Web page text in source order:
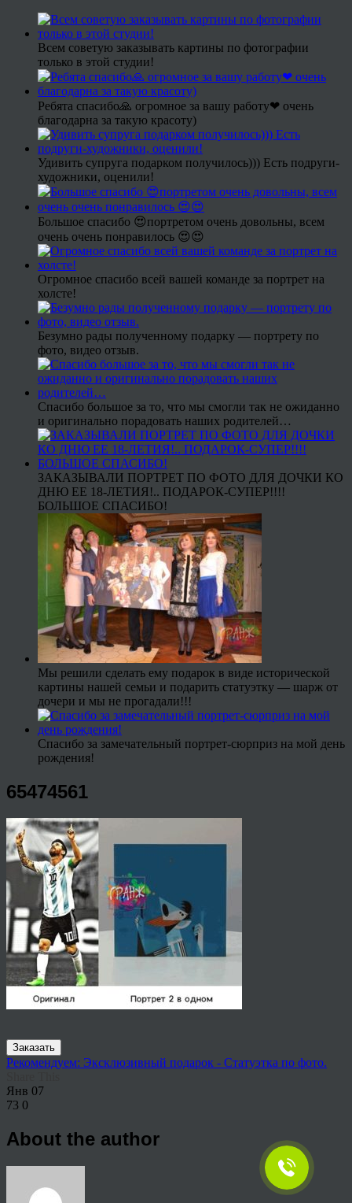
Всем советую заказывать картины по фотографии
только в этой студии!
Ребята спасибо🙏 огромное за вашу работу❤ очень
благодарна за такую красоту)
Удивить супруга подарком получилось))) Есть подруги-
художники, оценили!
Большое спасибо 😍портретом очень довольны, всем
очень очень понравилось 😍😍
Огромное спасибо всей вашей команде за портрет на
холсте!
Безумно рады полученному подарку — портрету по
фото, видео отзыв.
Спасибо большое за то, что мы смогли так не ожиданно
и оригинально порадовать наших родителей…
ЗАКАЗЫВАЛИ ПОРТРЕТ ПО ФОТО ДЛЯ ДОЧКИ КО
ДНЮ ЕЕ 18-ЛЕТИЯ!.. ПОДАРОК-СУПЕР!!!!
БОЛЬШОЕ СПАСИБО!
Мы решили сделать ему подарок в виде исторической
картины нашей семьи и подарить статуэтку — шарж от
дочери и мы не прогадали!!!
Спасибо за замечательный портрет-сюрприз на мой день
рождения!
65474561
Заказать
Рекомендуем: Эксклюзивный подарок - Статуэтка по фото.
Янв 07
73 0
About the author